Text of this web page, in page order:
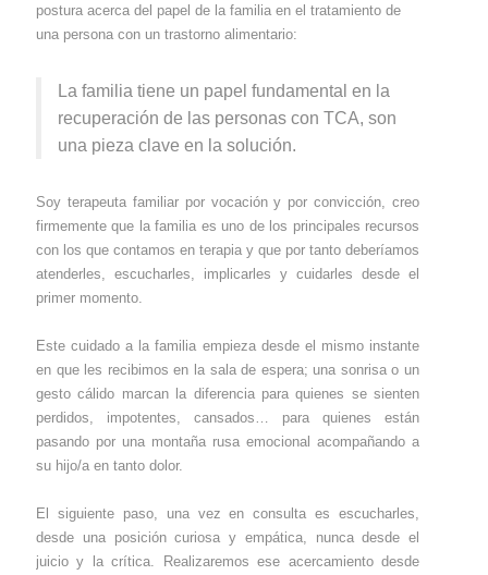
postura acerca del papel de la familia en el tratamiento de
una persona con un trastorno alimentario:
La familia tiene un papel fundamental en la
recuperación de las personas con TCA, son
una pieza clave en la solución.
Soy terapeuta familiar por vocación y por convicción, creo
firmemente que la familia es uno de los principales recursos
con los que contamos en terapia y que por tanto deberíamos
atenderles, escucharles, implicarles y cuidarles desde el
primer momento.
Este cuidado a la familia empieza desde el mismo instante
en que les recibimos en la sala de espera; una sonrisa o un
gesto cálido marcan la diferencia para quienes se sienten
perdidos, impotentes, cansados… para quienes están
pasando por una montaña rusa emocional acompañando a
su hijo/a en tanto dolor.
El siguiente paso, una vez en consulta es escucharles,
desde una posición curiosa y empática, nunca desde el
juicio y la crítica. Realizaremos ese acercamiento desde